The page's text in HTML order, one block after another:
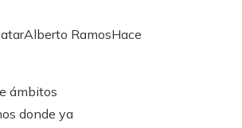
Alberto RamosHace